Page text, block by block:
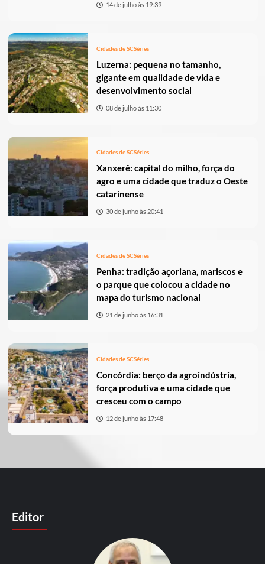
14 de julho às 19:39
Cidades de SCSéries
Luzerna: pequena no tamanho,
gigante em qualidade de vida e
desenvolvimento social
08 de julho às 11:30
Cidades de SCSéries
Xanxerê: capital do milho, força do
agro e uma cidade que traduz o Oeste
catarinense
30 de junho às 20:41
Cidades de SCSéries
Penha: tradição açoriana, mariscos e
o parque que colocou a cidade no
mapa do turismo nacional
21 de junho às 16:31
Cidades de SCSéries
Concórdia: berço da agroindústria,
força produtiva e uma cidade que
cresceu com o campo
12 de junho às 17:48
Editor